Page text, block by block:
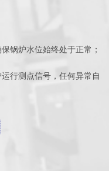
锅炉水位始终处于正常；
行测点信号，任何异常自